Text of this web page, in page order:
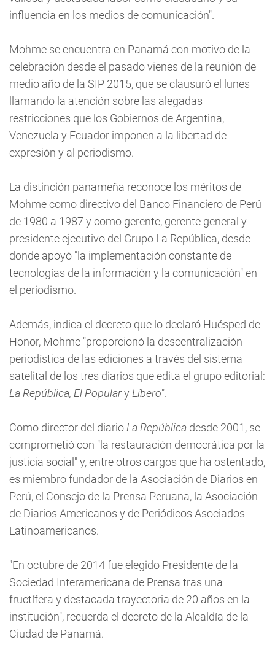
influencia en los medios de comunicación".
Mohme se encuentra en Panamá con motivo de la
celebración desde el pasado vienes de la reunión de
medio año de la SIP 2015, que se clausuró el lunes
llamando la atención sobre las alegadas
restricciones que los Gobiernos de Argentina,
Venezuela y Ecuador imponen a la libertad de
expresión y al periodismo.
La distinción panameña reconoce los méritos de
Mohme como directivo del Banco Financiero de Perú
de 1980 a 1987 y como gerente, gerente general y
presidente ejecutivo del Grupo La República, desde
donde apoyó "la implementación constante de
tecnologías de la información y la comunicación" en
el periodismo.
Además, indica el decreto que lo declaró Huésped de
Honor, Mohme "proporcionó la descentralización
periodística de las ediciones a través del sistema
satelital de los tres diarios que edita el grupo editorial:
La República, El Populary Líbero".
Como director del diario La República desde 2001, se
comprometió con "la restauración democrática por la
justicia social" y, entre otros cargos que ha ostentado,
es miembro fundador de la Asociación de Diarios en
Perú, el Consejo de la Prensa Peruana, la Asociación
de Diarios Americanos y de Periódicos Asociados
Latinoamericanos.
"En octubre de 2014 fue elegido Presidente de la
Sociedad Interamericana de Prensa tras una
fructífera y destacada trayectoria de 20 años en la
institución", recuerda el decreto de la Alcaldía de la
Ciudad de Panamá.